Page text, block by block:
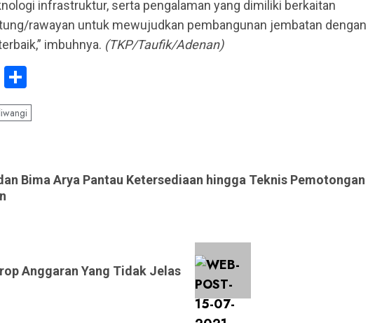
infrastruktur, serta pengalaman yang dimiliki berkaitan
rawayan untuk mewujudkan pembangunan jembatan dengan
imbuhnya. (TKP/Taufik/Adenan)
Twitter
Bima Arya Pantau Ketersediaan hingga Teknis Pemotongan
Anggaran Yang Tidak Jelas